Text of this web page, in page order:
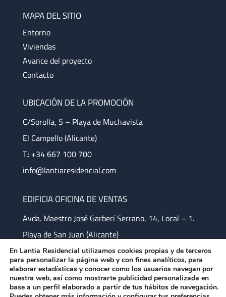
MAPA DEL SITIO
Entorno
Viviendas
Avance del proyecto
Contacto
UBICACIÓN DE LA PROMOCIÓN
C/Sorolla, 5 – Playa de Muchavista
El Campello (Alicante)
T.: +34 667 100 700
info@lantiaresidencial.com
EDIFICIA OFICINA DE VENTAS
Avda. Maestro José Garberí Serrano, 14, Local – 1.
Playa de San Juan (Alicante)
En Lantia Residencial utilizamos cookies propias y de terceros
para personalizar la página web y con fines analíticos, para
elaborar estadísticas y conocer como los usuarios navegan por
nuestra web, así como mostrarte publicidad personalizada en
base a un perfil elaborado a partir de tus hábitos de navegación.